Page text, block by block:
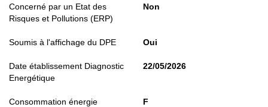
Concerné par un Etat des
Risques et Pollutions (ERP)
Non
Soumis à l'affichage du DPE Oui
Date établissement Diagnostic
Energétique
22/05/2026
Consommation énergie
F